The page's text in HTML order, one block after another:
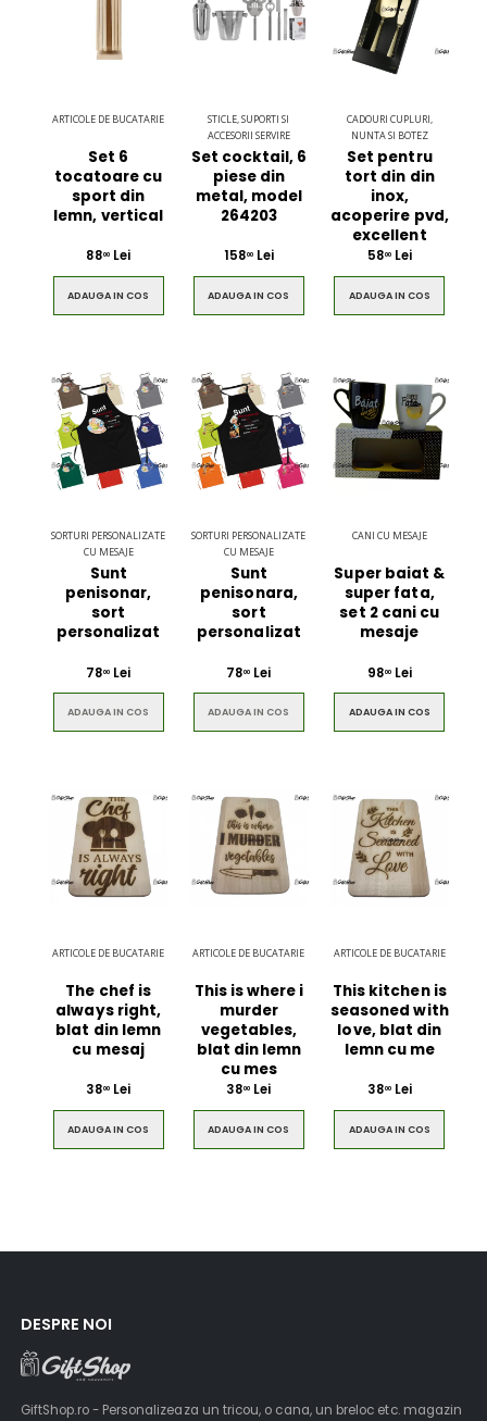
ARTICOLE DE BUCATARIE
Set 6
tocatoare cu
sport din
lemn, vertical
8800 Lei
ADAUGA IN COS
STICLE, SUPORTI SI
ACCESORII SERVIRE
Set cocktail, 6
piese din
metal, model
264203
15800Lei
ADAUGA IN COS
CADOURI CUPLURI,
NUNTA SI BOTEZ
Set pentru
tort din din
inox,
acoperire pvd,
excellent
5800Lei
ADAUGA IN COS
SORTURI PERSONALIZATE
CU MESAJE
Sunt
penisonar,
sort
personalizat
7800 Lei
ADAUGA IN COS
SORTURI PERSONALIZATE
CU MESAJE
Sunt
penisonara,
sort
personalizat
7800 Lei
ADAUGA IN COS
CANI CU MESAJE
Super baiat &
super fata,
set 2 cani cu
mesaje
9800Lei
ADAUGA IN COS
ARTICOLE DE BUCATARIE
The chef is
always right,
blat din lemn
cu mesaj
3800 Lei
ADAUGA IN COS
ARTICOLE DE BUCATARIE
This is where i
murder
vegetables,
blat din lemn
cu mes
3800 Lei
ADAUGA IN COS
ARTICOLE DE BUCATARIE
This kitchen is
seasoned with
love, blat din
lemn cu me
3800Lei
ADAUGA IN COS
DESPRE NOI
GiftShop.ro - Personalizeaza un tricou, o cana, un breloc etc. magazin